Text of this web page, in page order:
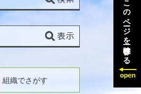
組織でさがす
このページを一時保存する